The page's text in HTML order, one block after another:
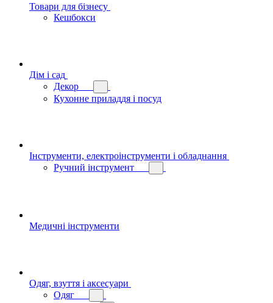
Товари для бізнесу
Кешбокси
Дім і сад
Декор
Кухонне приладдя і посуд
Інструменти, електроінструменти і обладнання
Ручний інструмент
Медичні інструменти
Одяг, взуття і аксесуари
Одяг